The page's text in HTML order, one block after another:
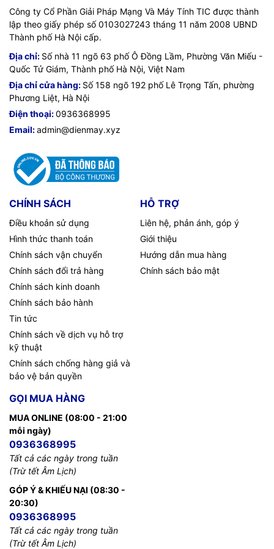
Công ty Cổ Phần Giải Pháp Mạng Và Máy Tính TIC được thành
lập theo giấy phép số 0103027243 tháng 11 năm 2008 UBND
Thành phố Hà Nội cấp.
Địa chỉ: Số nhà 11 ngõ 63 phố Ô Đồng Lầm, Phường Văn Miếu -
Quốc Tử Giám, Thành phố Hà Nội, Việt Nam
Địa chỉ cửa hàng: Số 158 ngõ 192 phố Lê Trọng Tấn, phường
Phương Liệt, Hà Nội
Điện thoại:0936368995
Email:admin@dienmay.xyz
CHÍNH SÁCH
Điều khoản sử dụng
Hình thức thanh toán
Chính sách vận chuyển
Chính sách đổi trả hàng
Chính sách kinh doanh
Chính sách bảo hành
Tin tức
Chính sách về dịch vụ hỗ trợ
kỹ thuật
Chính sách chống hàng giả và
bảo vệ bản quyền
HỖ TRỢ
Liên hệ, phản ánh, góp ý
Giới thiệu
Hướng dẫn mua hàng
Chính sách bảo mật
GỌI MUA HÀNG
MUA ONLINE (08:00 - 21:00
mỗi ngày)
0936368995
Tất cả các ngày trong tuần
(Trừ tết Âm Lịch)
GÓP Ý & KHIẾU NẠI (08:30 -
20:30)
0936368995
Tất cả các ngày trong tuần
(Trừ tết Âm Lịch)